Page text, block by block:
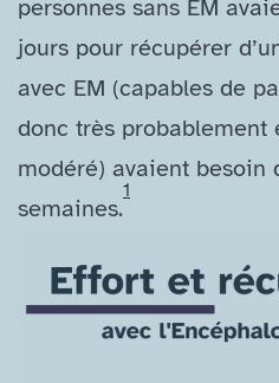
personnes sans EM
jours pour récupérer
avec EM (capables de
donc très probablement
modéré) avaient besoin
semaines.
1